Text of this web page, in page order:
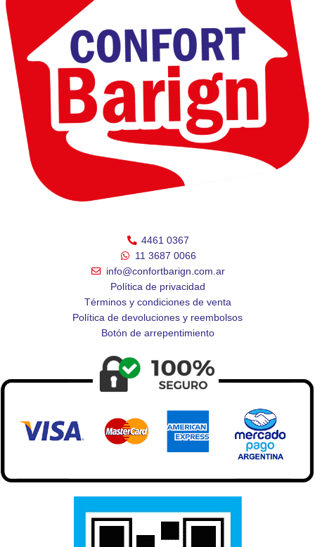
4461 0367
11 3687 0066
info@confortbarign.com.ar
Política de privacidad
Términos y condiciones de venta
Política de devoluciones y reembolsos
Botón de arrepentimiento